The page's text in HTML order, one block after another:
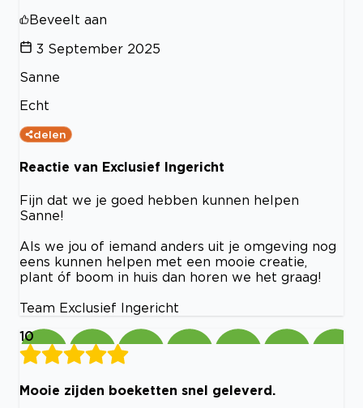
Beveelt aan
3 September 2025
Sanne
Echt
delen
Reactie van Exclusief Ingericht
Fijn dat we je goed hebben kunnen helpen
Sanne!
Als we jou of iemand anders uit je omgeving nog
eens kunnen helpen met een mooie creatie,
plant óf boom in huis dan horen we het graag!
Team Exclusief Ingericht
10
Mooie zijden boeketten snel geleverd.